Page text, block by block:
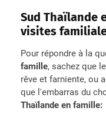
Sud Thaïlande
visites
Pour répondre à la
famille, sachez que
rêve et farniente, ou
que l'embarras du
Thaïlande en famille: